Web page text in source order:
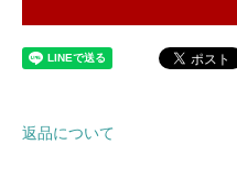
返品について